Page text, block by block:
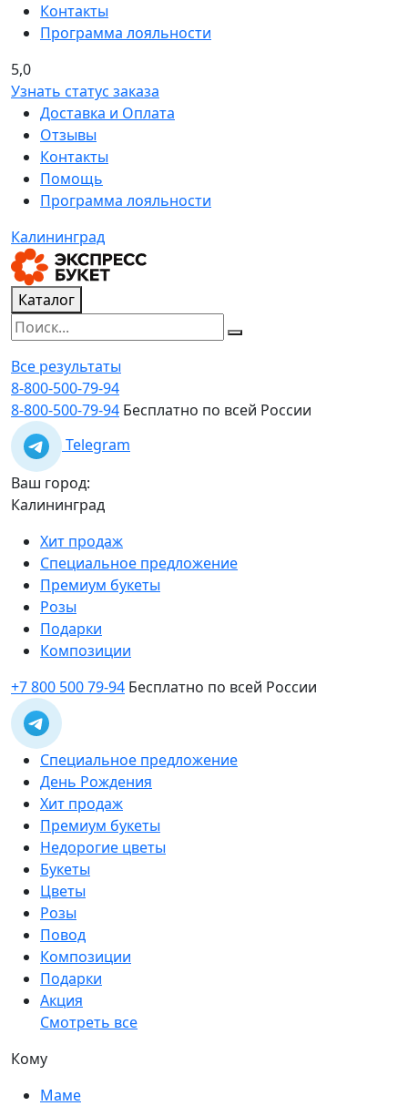
Контакты
Программа лояльности
5,0
Узнать статус заказа
Доставка и Оплата
Отзывы
Контакты
Помощь
Программа лояльности
Калининград
Каталог
Все результаты
8-800-500-79-94
8-800-500-79-94 Бесплатно по всей России
Telegram
Ваш город:
Калининград
Хит продаж
Специальное предложение
Премиум букеты
Розы
Подарки
Композиции
+7 800 500 79-94 Бесплатно по всей России
Специальное предложение
День Рождения
Хит продаж
Премиум букеты
Недорогие цветы
Букеты
Цветы
Розы
Повод
Композиции
Подарки
Акция
Смотреть все
Кому
Маме